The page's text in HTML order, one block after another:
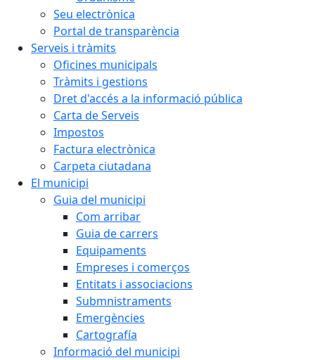
Seu electrònica
Portal de transparència
Serveis i tràmits
Oficines municipals
Tràmits i gestions
Dret d'accés a la informació pública
Carta de Serveis
Impostos
Factura electrònica
Carpeta ciutadana
El municipi
Guia del municipi
Com arribar
Guia de carrers
Equipaments
Empreses i comerços
Entitats i associacions
Submnistraments
Emergències
Cartografía
Informació del municipi